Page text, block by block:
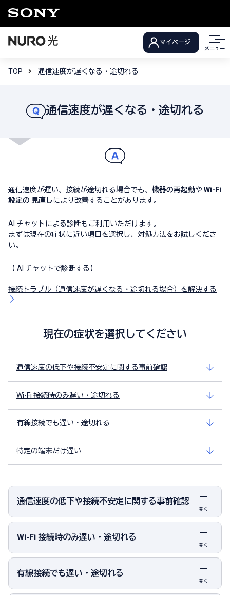
マイページ
メニュー
TOP 通信速度が遅くなる・途切れる
通信速度が遅くなる・途切れる
通信速度が遅い、接続が途切れる場合でも、 機器の再起動や Wi-Fi
設定の 見直しにより改善することがあります。
AI チャットによる診断もご利用いただけます。
まずは現在の症状に近い項目を選択し、対処方法をお試しくださ
い。
【 AI チャットで診断する】
接続トラブル（通信速度が遅くなる・途切れる場合）を解決する
現在の症状を選択してください
通信速度の低下や接続不安定に関する事前確認
Wi-Fi 接続時のみ遅い・途切れる
有線接続でも遅い・途切れる
特定の端末だけ遅い
通信速度の低下や接続不安定に関する事前確認
開く
Wi-Fi 接続時のみ遅い・途切れる
開く
有線接続でも遅い・途切れる
開く